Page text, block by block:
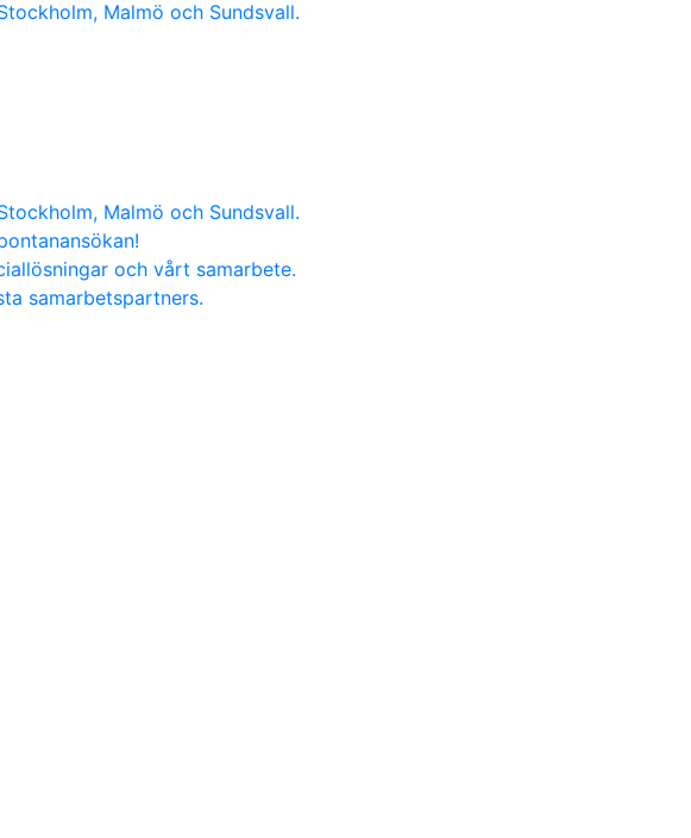
Malmö och Sundsvall.
Malmö och Sundsvall.
och vårt samarbete.
samarbetspartners.